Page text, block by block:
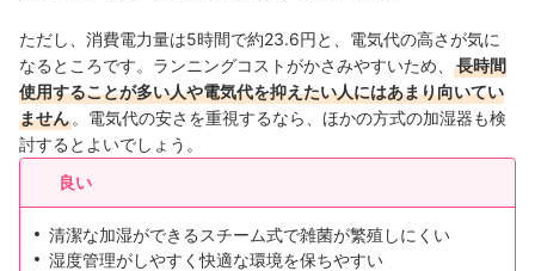
ただし、消費電力量は5時間で約23.6円と、電気代の高さが気に
なるところです。ランニングコストがかさみやすいため、
長時間
使用することが多い人や電気代を抑えたい人にはあまり向いてい
ません 。電気代の安さを重視するなら、ほかの方式の加湿器も検
討するとよいでしょう。
良い
清潔な加湿ができるスチーム式で雑菌が繁殖しにくい
湿度管理がしやすく快適な環境を保ちやすい